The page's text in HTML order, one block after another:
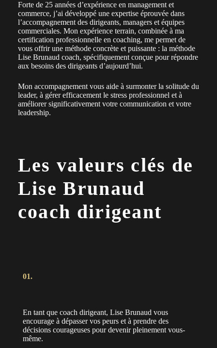
Forte de 25 années d’expérience en management et
commerce, j’ai développé une expertise éprouvée dans
l’accompagnement des dirigeants, managers et équipes
commerciales. Mon expérience terrain, combinée à ma
certification professionnelle en coaching, me permet de
vous offrir une méthode concrète et puissante : la méthode
Lise Brunaud coach, spécifiquement conçue pour répondre
aux besoins des dirigeants d’aujourd’hui.
Mon accompagnement vous aide à surmonter la solitude du
leader, à gérer efficacement le stress professionnel et à
améliorer significativement votre communication et votre
leadership.
Les valeurs clés de
Lise Brunaud
coach dirigeant
01.
En tant que coach dirigeant, Lise Brunaud vous
encourage à dépasser vos peurs et à prendre des
décisions courageuses pour devenir pleinement vous-
même.